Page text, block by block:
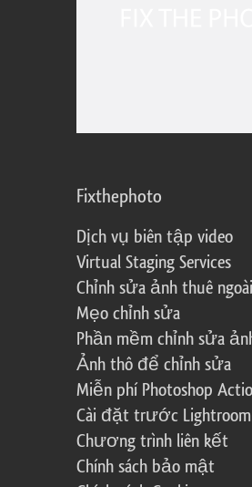
Fixthephoto
Dịch vụ biên tập video
Virtual Staging Services
Chỉnh sửa ảnh thuê ngoài
Mẹo chỉnh sửa
Phần mềm chỉnh sửa
Ảnh thô để chỉnh sửa
Miễn phí Photoshop
Cài đặt trước
Chương trình liên kết
Chính sách bảo mật